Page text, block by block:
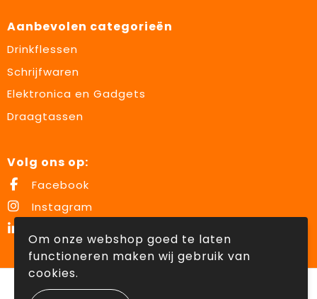
Aanbevolen categorieën
Drinkflessen
Schrijfwaren
Elektronica en Gadgets
Draagtassen
Volg ons op:
Facebook
Instagram
© Copyright Lowette Gifts 2026
Om onze webshop goed te laten
functioneren maken wij gebruik van
cookies.